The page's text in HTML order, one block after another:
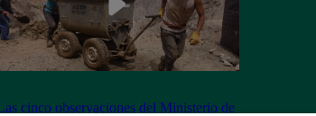
cinco observaciones del Ministerio de